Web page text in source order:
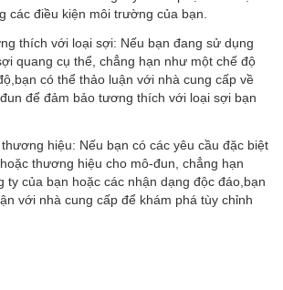
các điều kiện môi trường của bạn.
thích với loại sợi: Nếu bạn đang sử dụng
quang cụ thể, chẳng hạn như một chế độ
có thể thảo luận với nhà cung cấp về
để đảm bảo tương thích với loại sợi bạn
hiệu: Nếu bạn có các yêu cầu đặc biệt
thương hiệu cho mô-đun, chẳng hạn
ty của bạn hoặc các nhận dạng độc đáo,bạn
với nhà cung cấp để khám phá tùy chỉnh